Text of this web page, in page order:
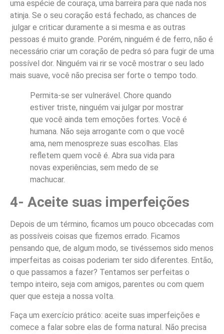
uma espécie de couraça, uma barreira para que nada nos
atinja. Se o seu coração está fechado, as chances de
julgar e criticar duramente a si mesma e as outras
pessoas é muito grande. Porém, ninguém é de ferro, não é
necessário criar um coração de pedra só para fugir de uma
possível dor. Ninguém vai rir se você mostrar o seu lado
mais suave, você não precisa ser forte o tempo todo.
Permita-se ser vulnerável. Chore quando
estiver triste, ninguém vai julgar por mostrar
que você ainda tem emoções fortes. Você é
humana. Não seja arrogante com o que você
ama, nem menospreze suas escolhas. Elas
refletem quem você é. Abra sua vida para
novas experiências, sem medo de se
machucar.
4- Aceite suas imperfeições
Depois de um término, ficamos um pouco obcecadas com
as possíveis coisas que fizemos errado. Ficamos
pensando que, de algum modo, se tivéssemos sido menos
imperfeitas as coisas poderiam ter sido diferentes. Então,
o que passamos a fazer? Tentamos ser perfeitas o
tempo inteiro, seja com amigos, parentes ou com quem
quer que esteja a nossa volta.
Faça um exercício prático: aceite suas imperfeições e
comece a falar sobre elas de forma natural. Não precisa